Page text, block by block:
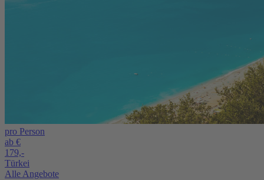
pro Person
ab €
179,-
Türkei
Alle Angebote